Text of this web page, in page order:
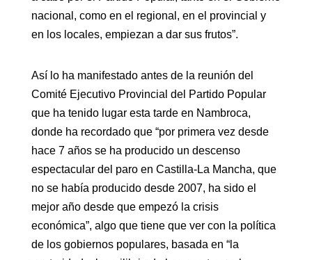
nacional, como en el regional, en el provincial y
en los locales, empiezan a dar sus frutos”.
Así lo ha manifestado antes de la reunión del
Comité Ejecutivo Provincial del Partido Popular
que ha tenido lugar esta tarde en Nambroca,
donde ha recordado que “por primera vez desde
hace 7 años se ha producido un descenso
espectacular del paro en Castilla-La Mancha, que
no se había producido desde 2007, ha sido el
mejor año desde que empezó la crisis
económica”, algo que tiene que ver con la política
de los gobiernos populares, basada en “la